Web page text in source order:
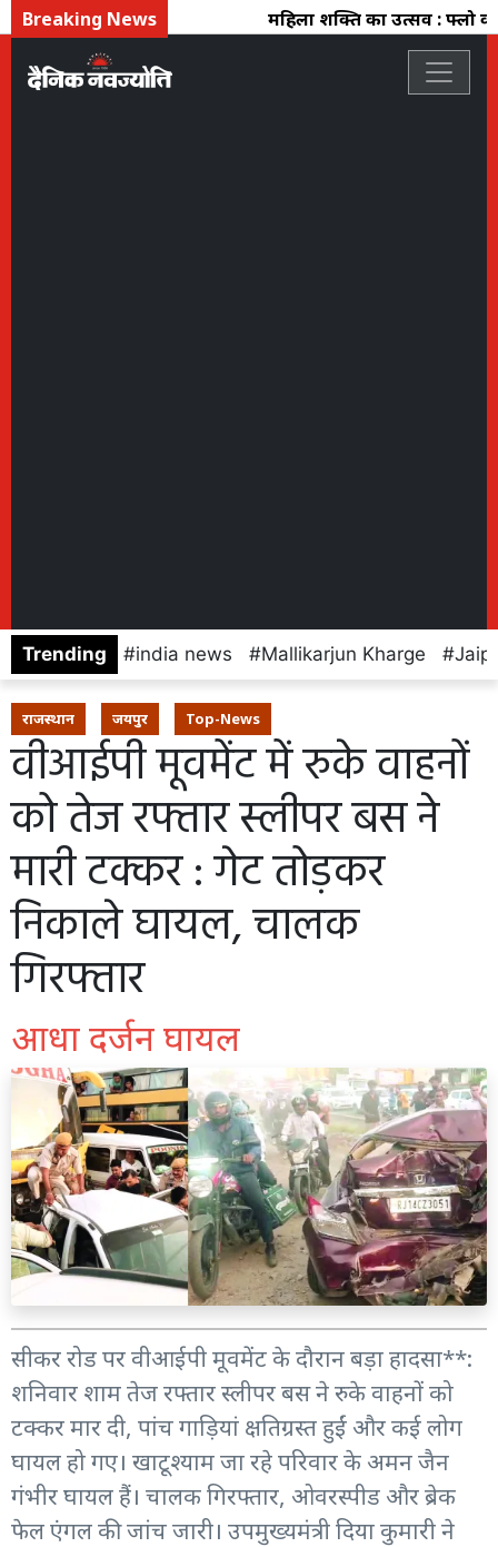
Breaking News महिला शक्ति का उत्सव : फ्लो
Trending india news Mallikarjun Kharge
राजस्थान जयपुर Top-News
वीआईपी मूवमेंट में रुके वाहनों
को तेज रफ्तार स्लीपर बस ने
मारी टक्कर : गेट तोड़कर
निकाले घायल, चालक
गिरफ्तार
आधा दर्जन घायल
सीकर रोड पर वीआईपी मूवमेंट के दौरान बड़ा हादसा**:
शनिवार शाम तेज रफ्तार स्लीपर बस ने रुके वाहनों को
टक्कर मार दी, पांच गाड़ियां क्षतिग्रस्त हुईं और कई लोग
घायल हो गए। खाटूश्याम जा रहे परिवार के अमन जैन
गंभीर घायल हैं। चालक गिरफ्तार, ओवरस्पीड और ब्रेक
फेल एंगल की जांच जारी। उपमुख्यमंत्री दिया कुमारी ने